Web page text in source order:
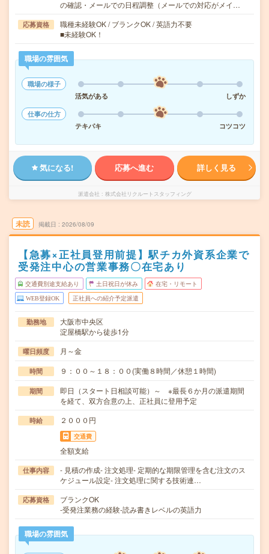
の確認・メールでの日程調整（メールでの対応がメイ…
応募資格
職種未経験OK / ブランクOK / 英語力不要
■未経験OK！
職場の雰囲気
職場の様子
活気がある
しずか
仕事の仕方
テキパキ
コツコツ
気になる! 応募へ進む 詳しく見る
派遣会社 株式会社リクルートスタッフィング
未読 掲載日 2026/08/09
【急募×正社員登用前提】駅チカ外資系企業で
受発注中心の営業事務〇在宅あり
交通費別途支給あり 土日祝日が休み 在宅・リモート
WEB登録OK 正社員への紹介予定派遣
勤務地
大阪市中央区
淀屋橋駅から徒歩1分
曜日頻度 月～金
時間 ９：００～１８：００(実働８時間／休憩１時間)
期間
即日（スタート日相談可能）～ ※最長６か月の派遣期間
を経て、双方合意の上、正社員に登用予定
時給 ２０００円
交通費
全額支給
仕事内容
- 見積の作成- 注文処理- 定期的な期限管理を含む注文のス
ケジュール設定- 注文処理に関する技術連…
応募資格
ブランクOK
‐受発注業務の経験‐読み書きレベルの英語力
職場の雰囲気